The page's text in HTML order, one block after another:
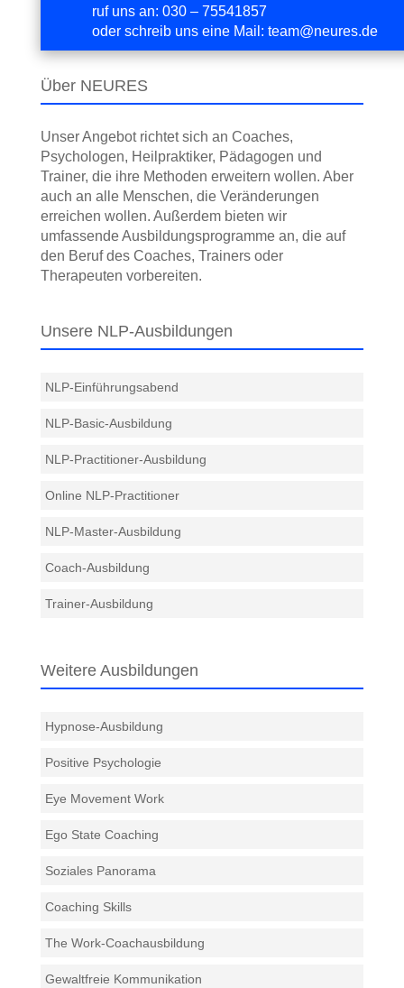
ruf uns an: 030 – 75541857
oder schreib uns eine Mail: team@neures.de
Über NEURES
Unser Angebot richtet sich an Coaches,
Psychologen, Heilpraktiker, Pädagogen und
Trainer, die ihre Methoden erweitern wollen. Aber
auch an alle Menschen, die Veränderungen
erreichen wollen. Außerdem bieten wir
umfassende Ausbildungs­programme an, die auf
den Beruf des Coaches, Trainers oder
Therapeuten vorbereiten.
Unsere NLP-Ausbildungen
NLP-Einführungsabend
NLP-Basic-Ausbildung
NLP-Practitioner-Ausbildung
Online NLP-Practitioner
NLP-Master-Ausbildung
Coach-Ausbildung
Trainer-Ausbildung
Weitere Ausbildungen
Hypnose-Ausbildung
Positive Psychologie
Eye Movement Work
Ego State Coaching
Soziales Panorama
Coaching Skills
The Work-Coachausbildung
Gewaltfreie Kommunikation